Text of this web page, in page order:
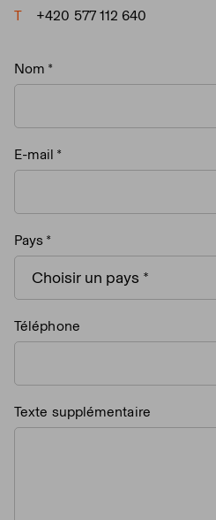
T
+420 577 112 640
Nom
E-mail
Pays
Téléphone
Texte supplémentaire